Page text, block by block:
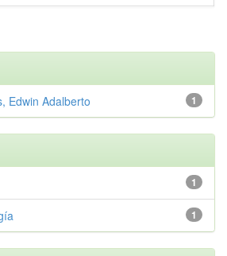
1
Edwin Adalberto
1
1